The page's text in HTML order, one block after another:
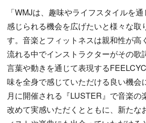
「WMJは、趣味やライフスタイルを
感じられる機会を広げたいと様々な取
す。音楽とフィットネスは親和性が高
流れる中でインストラクターがその歌
言葉や動きを通じて表現する
味を全身で感じていただける良い機会
月に開催される『LUSTER』で音楽の
改めて実感いただくとともに、新たな